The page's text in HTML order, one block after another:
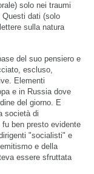
solo nei traumi
Questi dati (solo
sulla natura
del suo pensiero e
escluso,
Elementi
e in Russia dove
del giorno. E
società di
ben presto evidente
"socialisti" e
e della
essere sfruttata